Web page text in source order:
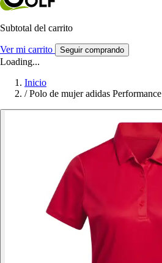
Subtotal del carrito
Ver mi carrito Seguir comprando
Loading...
Inicio
/ Polo de mujer adidas Performance